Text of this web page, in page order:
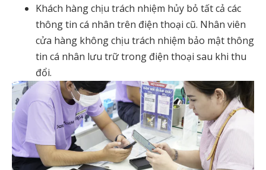
Khách hàng chịu trách nhiệm hủy bỏ tất cả các
thông tin cá nhân trên điện thoại cũ. Nhân viên
cửa hàng không chịu trách nhiệm bảo mật thông
tin cá nhân lưu trữ trong điện thoại sau khi thu
đổi.